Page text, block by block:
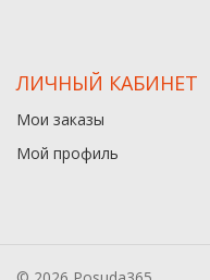
ЛИЧНЫЙ КАБИНЕТ
Мои заказы
Мой профиль